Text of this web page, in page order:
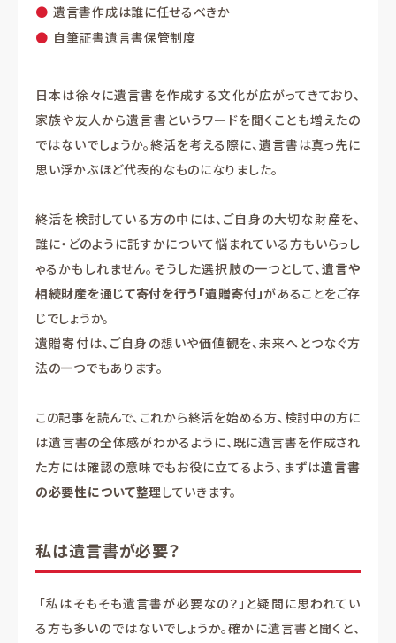
遺言書作成は誰に任せるべきか
自筆証書遺言書保管制度
日本は徐々に遺言書を作成する文化が広がってきており、
家族や友人から遺言書というワードを聞くことも増えたの
ではないでしょうか。終活を考える際に、遺言書は真っ先に
思い浮かぶほど代表的なものになりました。
終活を検討している方の中には、ご自身の大切な財産を、
誰に・どのように託すかについて悩まれている方もいらっし
ゃるかもしれません。そうした選択肢の一つとして、遺言や
相続財産を通じて寄付を行う「遺贈寄付」があることをご存
じでしょうか。
遺贈寄付は、ご自身の想いや価値観を、未来へとつなぐ方
法の一つでもあります。
この記事を読んで、これから終活を始める方、検討中の方に
は遺言書の全体感がわかるように、既に遺言書を作成され
た方には確認の意味でもお役に立てるよう、まずは遺言書
の必要性について整理していきます。
私は遺言書が必要？
「私はそもそも遺言書が必要なの？」と疑問に思われてい
る方も多いのではないでしょうか。確かに遺言書と聞くと、